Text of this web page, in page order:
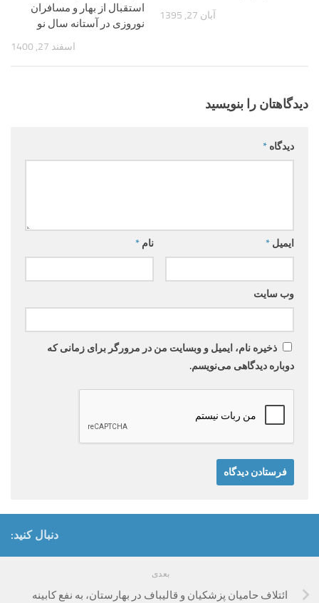
استقبال از بهار و مسافران
نوروزی در آستانه سال نو
اسفند 27, 1400
آبان 27, 1395
دیدگاهتان را بنویسید
دیدگاه *
نام * ایمیل *
وب‌ سایت
ذخیره نام، ایمیل و وبسایت من در مرورگر برای زمانی که
دوباره دیدگاهی می‌نویسم.
دنبال کنید:
بعدی
ائتلاف حامیان پزشکیان و قالیباف در بهارستان، به نفع کابینه